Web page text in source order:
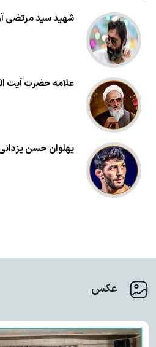
شهید سید مرتضی
علامه حضرت آیت
پهلوان حسن
عکس